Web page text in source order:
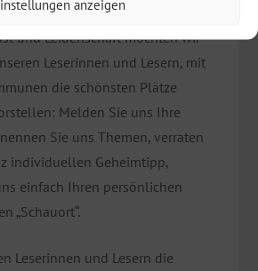
anzeigen
und Leidenschaft möchten wir
Leserinnen und Lesern, mit
die schönsten Plätze
Melden Sie uns Ihre
Sie uns Themen, verraten
individuellen Geheimtipp,
einfach Ihren persönlichen
„Schauort“.
Leserinnen und Lesern die